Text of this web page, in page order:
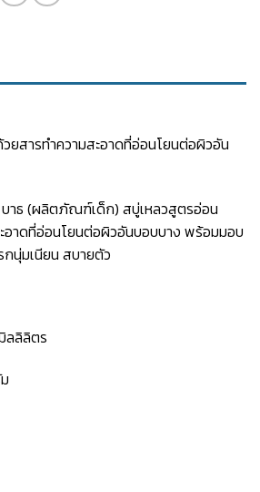
ยสารทำความสะอาดที่อ่อนโยนต่อผิวอัน
าธ (ผลิตภัณฑ์เด็ก) สบู่เหลวสูตรอ่อน
อาดที่อ่อนโยนต่อผิวอันบอบบาง พร้อมมอบ
นุ่มเนียน สบายตัว
ลลิลิตร